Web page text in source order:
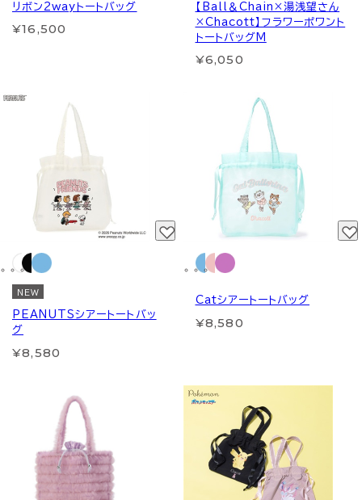
リボン2wayトートバッグ
¥16,500
【Ball＆Chain×湯浅望さん
×Chacott】フラワーポワント
トートバッグM
¥6,050
NEW
PEANUTSシアートートバッ
グ
¥8,580
Catシアートートバッグ
¥8,580